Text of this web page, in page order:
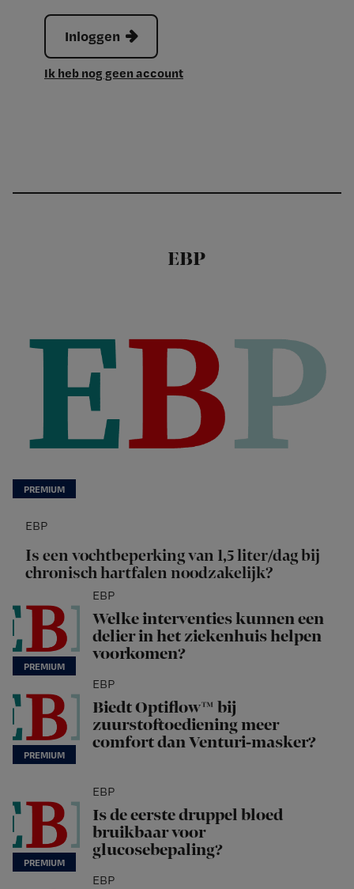
Inloggen
Ik heb nog geen account
EBP
EBP
Is een vochtbeperking van 1,5 liter/dag bij
chronisch hartfalen noodzakelijk?
EBP
Welke interventies kunnen een
delier in het ziekenhuis helpen
voorkomen?
EBP
Biedt Optiflow™ bij
zuurstoftoediening meer
comfort dan Venturi-masker?
EBP
Is de eerste druppel bloed
bruikbaar voor
glucosebepaling?
EBP